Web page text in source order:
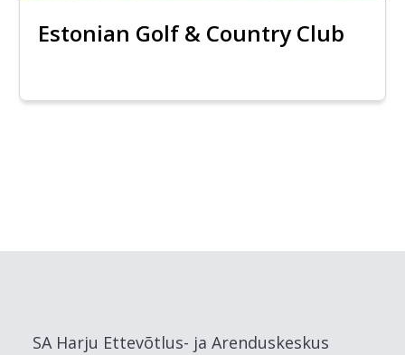
Estonian Golf & Country Club
SA Harju Ettevõtlus- ja Arenduskeskus